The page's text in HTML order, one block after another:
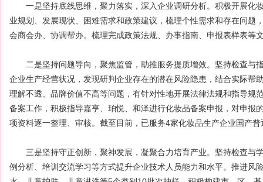
一是坚持底线思维，聚力落实，深入企业调研分析。积极开展化
业规划、发展现状、困难需求和政策建议，梳理个性需求和存在问
会商会办、协调帮办。梳理完成政策法规、办事指南、申报表样表等
二是坚持问题导向，聚焦监管，助推服务提质增效。坚持检查与
企业生产经营状况，发现研判企业存在的潜在风险隐患，结合实际帮
理解不透、品牌价值不高等问题，有针对性地开展法律法规和指导
备案工作，积极指导嘉亨、珀悦、和泽进行化妆品备案申报，对申
项资料逐一整理、审核。截至目前，已服务4家化妆品生产企业国产
三是坚持守正创新，聚神发展，凝聚合力培育产业。坚持检查与
例分析、培训交流学习等方式提升企业技术人员能力和水平。推进